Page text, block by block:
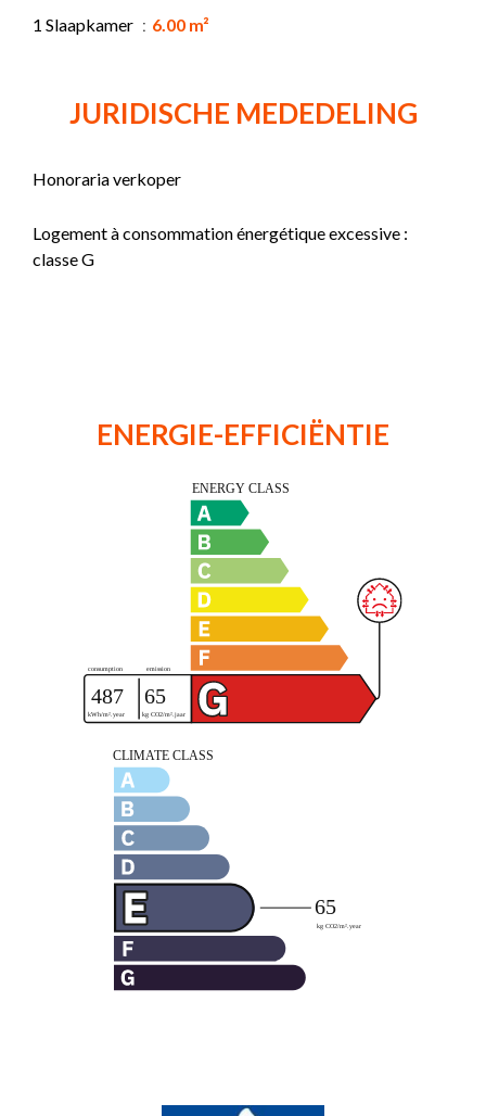
1 Slaapkamer 6.00 m²
JURIDISCHE MEDEDELING
Honoraria verkoper
Logement à consommation énergétique excessive :
classe G
ENERGIE-EFFICIËNTIE